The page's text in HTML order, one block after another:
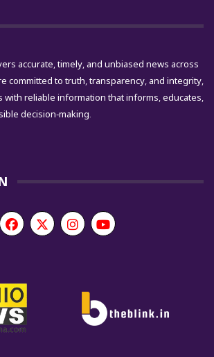
accurate, timely, and unbiased news across
committed to truth, transparency, and integrity,
reliable information that informs, educates,
decision-making.